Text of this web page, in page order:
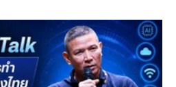
ร์ยานยนต์สมัยใหม่ พร้อมเปิดเวทีแลก
ทั้งภาคอุตสาหกรรมและภาคการศึกษา
มการพัฒนา Software-Defined
นโฉมอุตสาหกรรมยานยนต์จากการขับ